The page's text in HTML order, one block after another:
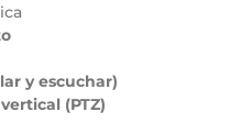
y escuchar)
(PTZ)